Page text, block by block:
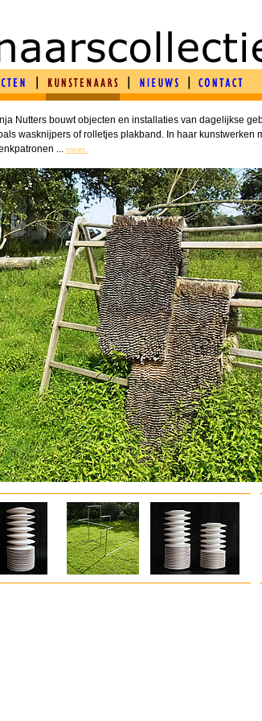
Nutters bouwt objecten en installaties van dagelijkse
wasknijpers of rolletjes plakband. In haar kunstwerken
... meer..